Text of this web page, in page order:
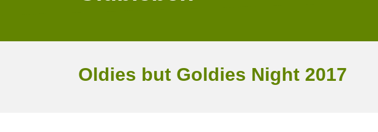
Oldies but Goldies Night 2017